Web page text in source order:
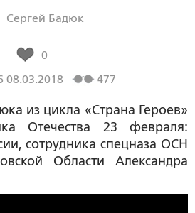
Сергей Бадюк
0
08.03.2018
477
из цикла «Страна Героев»
Отечества 23 февраля:
сотрудника спецназа ОСН
Области Александра